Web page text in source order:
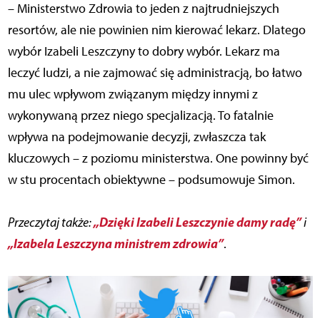
– Ministerstwo Zdrowia to jeden z najtrudniejszych
resortów, ale nie powinien nim kierować lekarz. Dlatego
wybór Izabeli Leszczyny to dobry wybór. Lekarz ma
leczyć ludzi, a nie zajmować się administracją, bo łatwo
mu ulec wpływom związanym między innymi z
wykonywaną przez niego specjalizacją. To fatalnie
wpływa na podejmowanie decyzji, zwłaszcza tak
kluczowych – z poziomu ministerstwa. One powinny być
w stu procentach obiektywne – podsumowuje Simon.
Przeczytaj także:„Dzięki Izabeli Leszczynie damy radę”i
„Izabela Leszczyna ministrem zdrowia”.